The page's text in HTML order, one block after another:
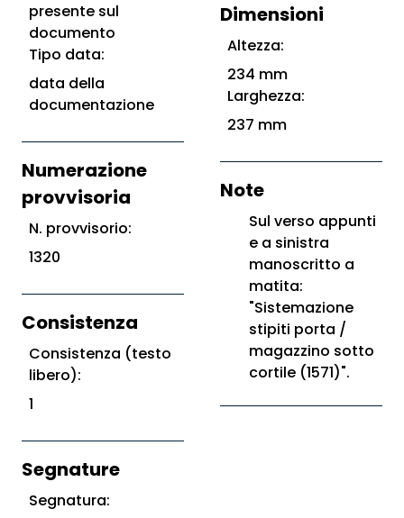
presente sul
documento
Tipo data:
data della
documentazione
Numerazione
provvisoria
N. provvisorio:
1320
Consistenza
Consistenza (testo
libero):
1
Segnature
Segnatura:
Dimensioni
Altezza:
234 mm
Larghezza:
237 mm
Note
Sul verso appunti
e a sinistra
manoscritto a
matita:
"Sistemazione
stipiti porta /
magazzino sotto
cortile (1571)".